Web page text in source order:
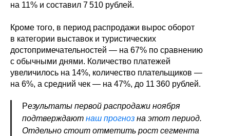
на 11% и составил 7 510 рублей.
Кроме того, в период распродажи вырос оборот
в категории выставок и туристических
достопримечательностей — на 67% по сравнению
с обычными днями. Количество платежей
увеличилось на 14%, количество плательщиков —
на 6%, а средний чек — на 47%, до 11 360 рублей.
Результаты первой распродажи ноября
подтверждают наш прогноз на этот период.
Отдельно стоит отметить рост сегмента